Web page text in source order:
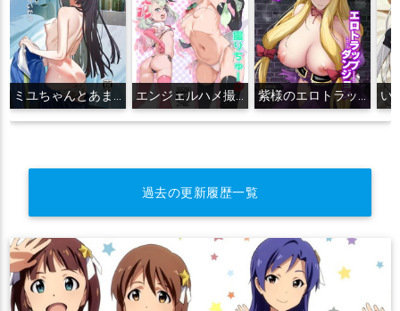
ミユちゃんとあまい同棲せいかつ エンジェルハメ撮りちゅー 紫様のエロトラップダンジョン
過去の更新履歴一覧